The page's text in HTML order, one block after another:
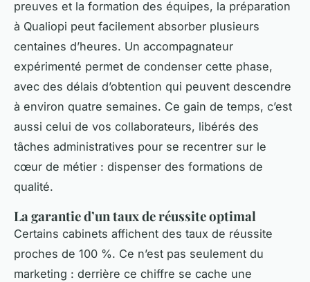
preuves et la formation des équipes, la préparation
à Qualiopi peut facilement absorber plusieurs
centaines d’heures. Un accompagnateur
expérimenté permet de condenser cette phase,
avec des délais d’obtention qui peuvent descendre
à environ quatre semaines. Ce gain de temps, c’est
aussi celui de vos collaborateurs, libérés des
tâches administratives pour se recentrer sur le
cœur de métier : dispenser des formations de
qualité.
La garantie d’un taux de réussite optimal
Certains cabinets affichent des taux de réussite
proches de 100 %. Ce n’est pas seulement du
marketing : derrière ce chiffre se cache une